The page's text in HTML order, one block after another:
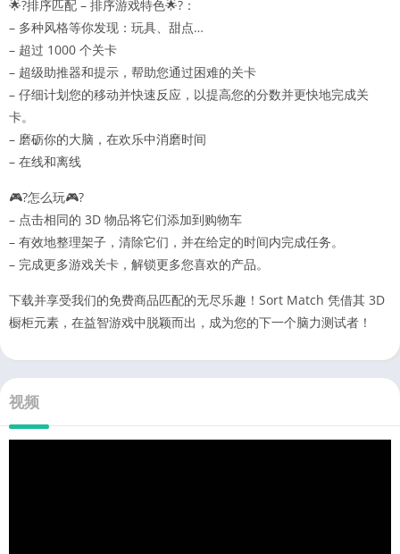
🌟?排序匹配 – 排序游戏特色🌟?：
– 多种风格等你发现：玩具、甜点…
– 超过 1000 个关卡
– 超级助推器和提示，帮助您通过困难的关卡
– 仔细计划您的移动并快速反应，以提高您的分数并更快地完成关
卡。
– 磨砺你的大脑，在欢乐中消磨时间
– 在线和离线
🎮?怎么玩🎮?
– 点击相同的 3D 物品将它们添加到购物车
– 有效地整理架子，清除它们，并在给定的时间内完成任务。
– 完成更多游戏关卡，解锁更多您喜欢的产品。
下载并享受我们的免费商品匹配的无尽乐趣！Sort Match 凭借其 3D
橱柜元素，在益智游戏中脱颖而出，成为您的下一个脑力测试者！
视频